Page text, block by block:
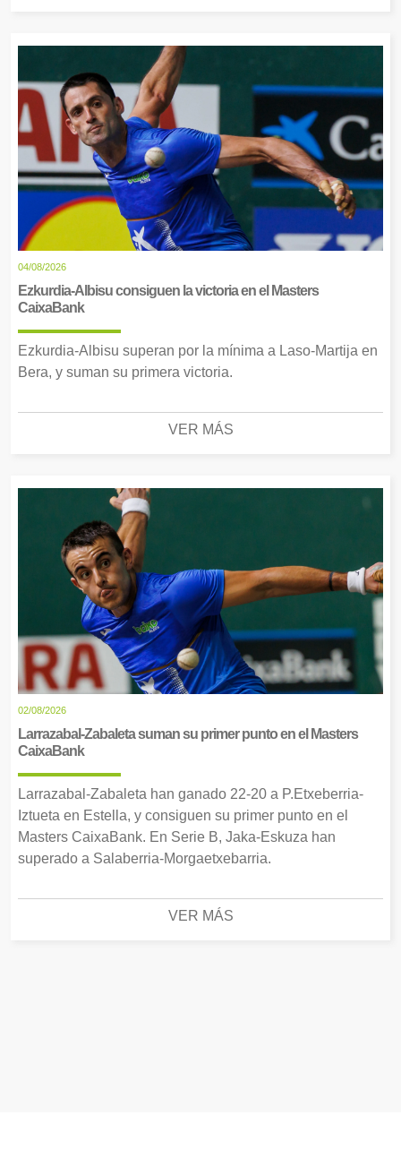
04/08/2026
Ezkurdia-Albisu consiguen la victoria en el Masters
CaixaBank
Ezkurdia-Albisu superan por la mínima a Laso-Martija en
Bera, y suman su primera victoria.
VER MÁS
02/08/2026
Larrazabal-Zabaleta suman su primer punto en el Masters
CaixaBank
Larrazabal-Zabaleta han ganado 22-20 a P.Etxeberria-
Iztueta en Estella, y consiguen su primer punto en el
Masters CaixaBank. En Serie B, Jaka-Eskuza han
superado a Salaberria-Morgaetxebarria.
VER MÁS